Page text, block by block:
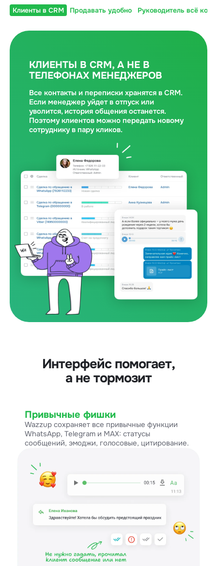
Клиенты в CRM Продавать удобно Руководитель всё
КЛИЕНТЫ В CRM, А НЕ В
ТЕЛЕФОНАХ МЕНЕДЖЕРОВ
Все контакты и переписки хранятся в CRM.
Если менеджер уйдет в отпуск или
уволится, история общения останется.
Поэтому клиентов можно передать новому
сотруднику в пару кликов.
Интерфейс помогает,
а не тормозит
Привычные фишки
Wazzup сохраняет все привычные функции
WhatsApp, Telegram и MAX: статусы
сообщений, эмоджи, голосовые, цитирование.